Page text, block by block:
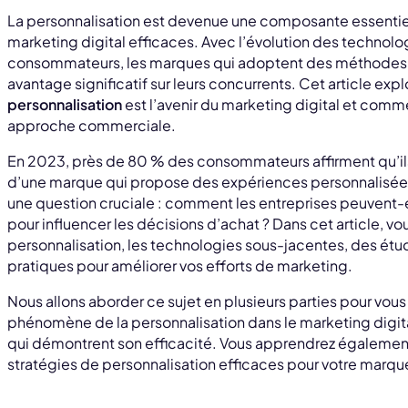
La personnalisation est devenue une composante
marketing digital efficaces. Avec l’évolution des
consommateurs, les marques qui adoptent des
avantage significatif sur leurs concurrents. Cet article
personnalisationest l’avenir du marketing digital et
approche commerciale.
En 2023, près de 80 % des consommateurs affirment
d’une marque qui propose des expériences
une question cruciale : comment les entreprises
pour influencer les décisions d’achat ? Dans cet article,
personnalisation, les technologies sous-jacentes, des
pratiques pour améliorer vos efforts de marketing.
Nous allons aborder ce sujet en plusieurs parties pour
phénomène de la personnalisation dans le marketing
qui démontrent son efficacité. Vous apprendrez
stratégies de personnalisation efficaces pour votre